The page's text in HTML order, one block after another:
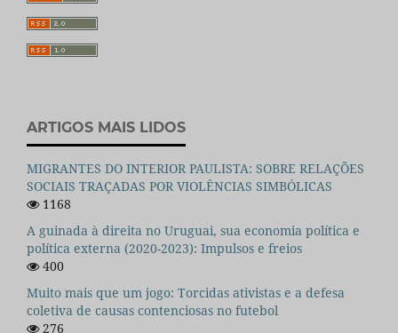
ARTIGOS MAIS LIDOS
MIGRANTES DO INTERIOR PAULISTA: SOBRE RELAÇÕES
SOCIAIS TRAÇADAS POR VIOLÊNCIAS SIMBÓLICAS
1168
A guinada à direita no Uruguai, sua economia política e
política externa (2020-2023): Impulsos e freios
400
Muito mais que um jogo: Torcidas ativistas e a defesa
coletiva de causas contenciosas no futebol
276